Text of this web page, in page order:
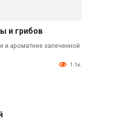
и грибов
и ароматнее запеченной
1.1к.